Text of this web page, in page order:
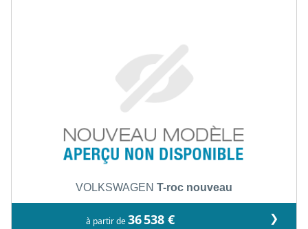
VOLKSWAGEN T-roc nouveau
à partir de36 538 € ❯